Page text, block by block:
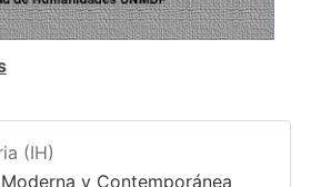
(IH)
y Contemporánea